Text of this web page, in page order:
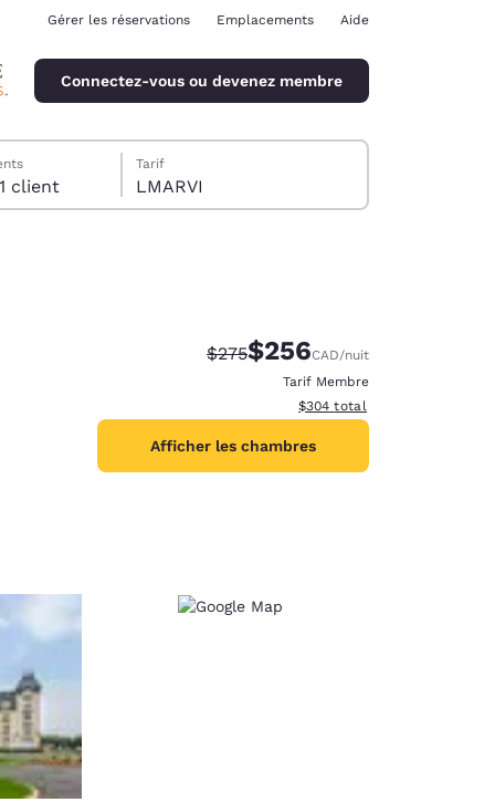
Gérer les réservations Emplacements Aide
Connectez-vous ou devenez membre
1 Chambre , 1 client
Tarif
LMARVI
Tarif barré :
$275Tarif réduit :
$256CAD/nuit
Tarif Membre
Afficher les détails du total
$304 total
Afficher les chambres